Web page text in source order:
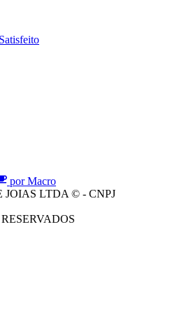
por Macro
JOIAS LTDA © - CNPJ